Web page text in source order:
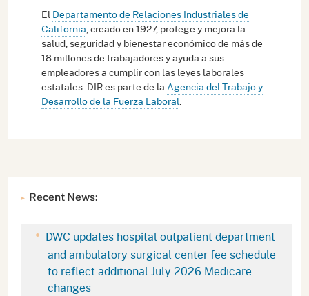
ElDepartamento de Relaciones Industriales de
California, creado en 1927, protege y mejora la
salud, seguridad y bienestar económico de más de
18 millones de trabajadores y ayuda a sus
empleadores a cumplir con las leyes laborales
estatales. DIR es parte de laAgencia del Trabajo y
Desarrollo de la Fuerza Laboral.
Recent News:
DWC updates hospital outpatient department
and ambulatory surgical center fee schedule
to reflect additional July 2026 Medicare
changes